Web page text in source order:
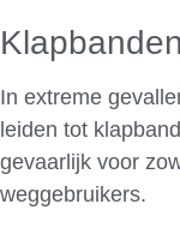
Klapbanden
In extreme
leiden tot
gevaarlijk voor
weggebruikers.